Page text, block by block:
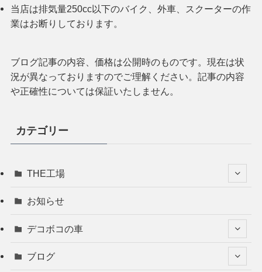
当店は排気量250cc以下のバイク、外車、スクーターの作
業はお断りしております。
ブログ記事の内容、価格は公開時のものです。現在は状
況が異なっておりますのでご理解ください。記事の内容
や正確性については保証いたしません。
カテゴリー
THE工場
お知らせ
デコボコの車
ブログ